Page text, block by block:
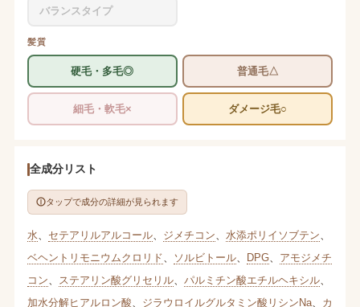
バランスタイプ
髪質
硬毛・多毛◎ 普通毛△
細毛・軟毛× ダメージ毛○
全成分リスト
タップで成分の詳細が見られます
水 セテアリルアルコール、 ジメチコン 水添ポリイソブテン
ベヘントリモニウムクロリド
ソルビトール、 DPG、 アモジメチ
コン
ステアリン酸グリセリル、 パルミチン酸エチルヘキシル、
加水分解ヒアルロン酸
ジラウロイルグルタミン酸リシンNa、 カ